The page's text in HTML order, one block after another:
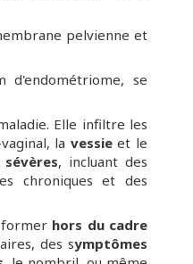
pelvienne et
d'endométriome, se
Elle infiltre les
la vessieet le
sévères, incluant des
chroniques et des
former hors du cadre
des symptômes